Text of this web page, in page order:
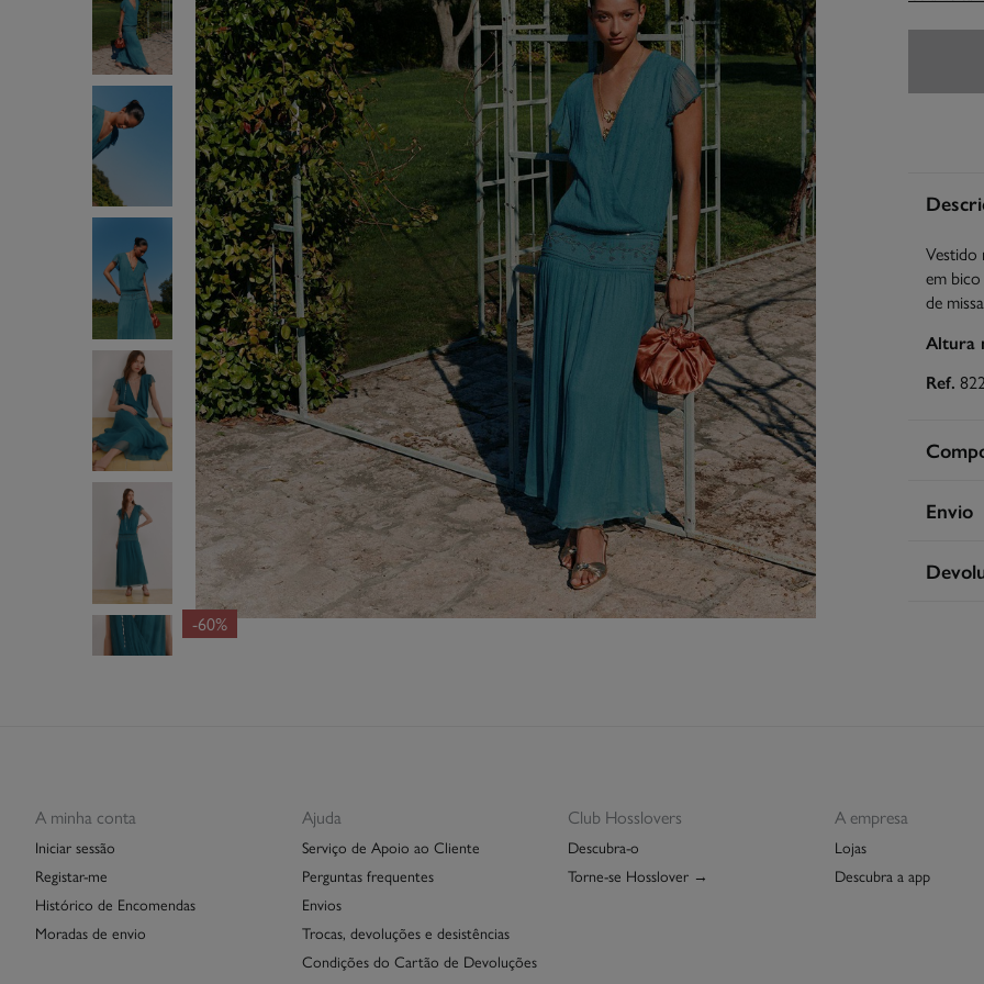
-60%
Vestido
em
de
Altura
Ref.
Envio
A minha conta
Iniciar sessão
Registar-me
Histórico de Encomendas
Moradas de envio
Ajuda
Serviço de Apoio ao Cliente
Perguntas frequentes
Envios
Trocas, devoluções e desistências
Condições do Cartão de Devoluções
Club Hosslovers
Descubra-o
Torne-se Hosslover →
A empresa
Lojas
Descubra a app